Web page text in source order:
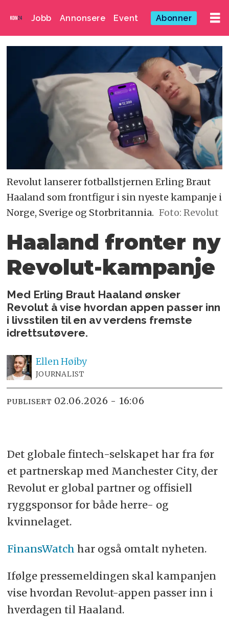
Jobb Annonsere Event Abonner
Revolut lanserer fotballstjernen Erling Braut
Haaland som frontfigur i sin nyeste kampanje i
Norge, Sverige og Storbritannia. Foto: Revolut
Haaland fronter ny
Revolut-kampanje
Med Erling Braut Haaland ønsker
Revolut å vise hvordan appen passer inn
i livsstilen til en av verdens fremste
idrettsutøvere.
EllenHøiby
JOURNALIST
PUBLISERT 02.06.2026 - 16:06
Det globale fintech-selskapet har fra før
et partnerskap med Manchester City, der
Revolut er global partner og offisiell
ryggsponsor for både herre- og
kvinnelaget.
FinansWatch har også omtalt nyheten.
Ifølge pressemeldingen skal kampanjen
vise hvordan Revolut-appen passer inn i
hverdagen til Haaland.